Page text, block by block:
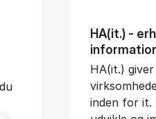
HA(it.) -
HA(it.)
inden for it.